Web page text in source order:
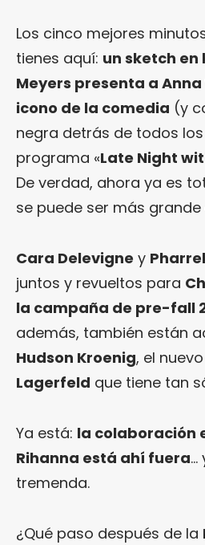
Los cinco mejores
tienes aquí: un sketch en
Meyers presenta a
icono de la comedia (y
negra detrás de todos
programa «Late Night
De verdad, ahora ya es
se puede ser más grande
Cara Delevigne y
juntos y revueltos para
la campaña de pre-fall
además, también están
Hudson Kroenig, el
Lagerfeld que tiene tan
Ya está: la colaboración
Rihanna está ahí fuera…
tremenda.
¿Qué paso después de la